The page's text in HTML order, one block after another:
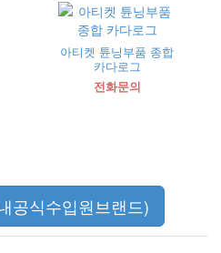
아티켓 튠닝부품 종합
카다로그
전화문의
공식수입원브랜드)